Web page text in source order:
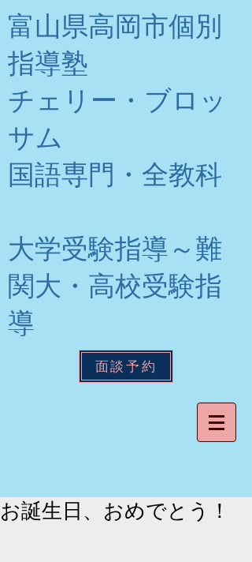
富山県高岡市個別
指導塾
チェリー・ブロッ
サム
​国語専門・全教科
大学受験指導～難
関大・高校受験指
導
面談予約
お誕生日、おめでとう！